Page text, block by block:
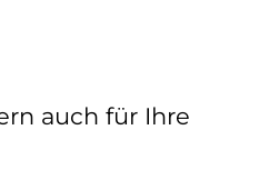
auch für Ihre